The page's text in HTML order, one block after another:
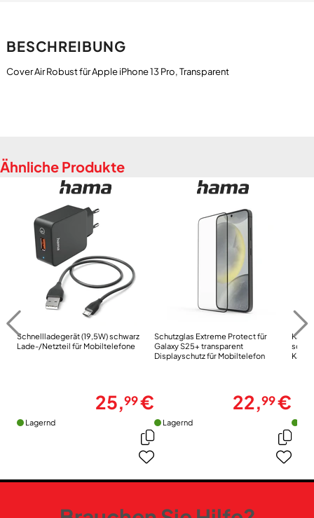
BESCHREIBUNG
Cover Air Robust für Apple iPhone 13 Pro, Transparent
Ähnliche Produkte
Schnellladegerät (19,5W) schwarz
Lade-/Netzteil für Mobiltelefone
25,99€
Lagernd
Schutzglas Extreme Protect für
Galaxy S25+ transparent
Displayschutz für Mobiltelefon
22,99€
Lagernd